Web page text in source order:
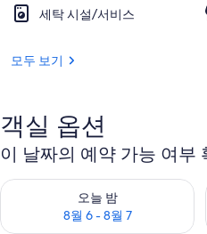
리
세탁 시설/서비스
모두 보기
객실 옵션
이 날짜의 예약 가능 여부
오늘 밤
8월 6 - 8월 7
오늘 밤 예약 가능 여부 확인, 8월